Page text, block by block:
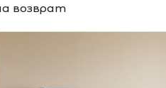
возврат